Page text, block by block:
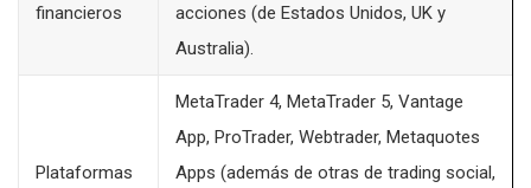
financieros
acciones (de Estados Unidos, UK y
Australia).
Plataformas
MetaTrader 4, MetaTrader 5, Vantage
App, ProTrader, Webtrader, Metaquotes
Apps (además de otras de trading social,